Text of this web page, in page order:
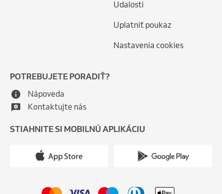
Udalosti
Uplatniť poukaz
Nastavenia cookies
POTREBUJETE PORADIŤ?
Nápoveda
Kontaktujte nás
STIAHNITE SI MOBILNÚ APLIKÁCIU